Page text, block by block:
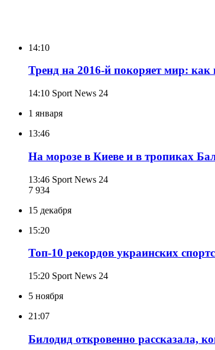
14:10
Тренд на 2016-й покоряет мир: как
14:10 Sport News 24
1 января
13:46
На морозе в Киеве и в тропиках
13:46 Sport News 24
7 934
15 декабря
15:20
Топ-10 рекордов украинских
15:20 Sport News 24
5 ноября
21:07
Билодид откровенно рассказала,